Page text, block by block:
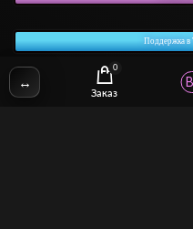
Поддержка в
✉Email: stcomhelp@gmail.com
↔
0
Заказ